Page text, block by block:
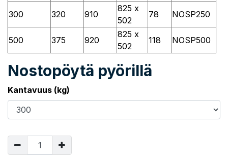
300 320 910
825 x
502
78 NOSP250
500 375 920
825 x
502
118 NOSP500
Nostopöytä pyörillä
Kantavuus (kg)